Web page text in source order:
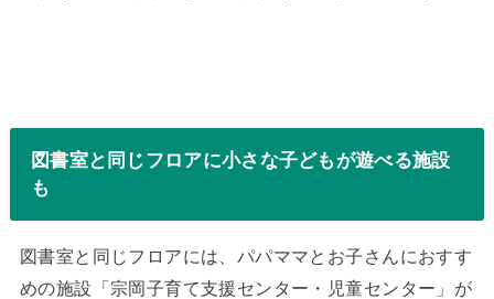
図書室と同じフロアに小さな子どもが遊べる施設
も
図書室と同じフロアには、パパママとお子さんにおすす
めの施設「宗岡子育て支援センター・児童センター」が